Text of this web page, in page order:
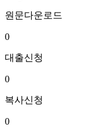
원문다운로드
0
대출신청
0
복사신청
0